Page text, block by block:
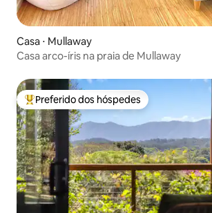
Casa ⋅ Mullaway
Casa arco-íris na praia de Mullaway
Entre os melhores preferidos dos hóspedes
Preferido dos hóspedes